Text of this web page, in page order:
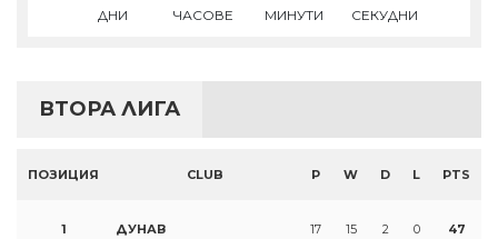
ДНИ ЧАСОВЕ МИНУТИ СЕКУДНИ
ВТОРА ЛИГА
ПОЗИЦИЯ CLUB P W D L PTS
1 ДУНАВ 17 15 2 0 47